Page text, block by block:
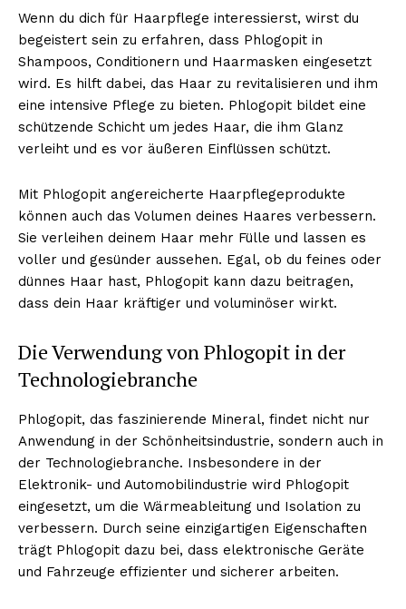
Wenn du dich für Haarpflege interessierst, wirst du
begeistert sein zu erfahren, dass Phlogopit in
Shampoos, Conditionern und Haarmasken eingesetzt
wird. Es hilft dabei, das Haar zu revitalisieren und ihm
eine intensive Pflege zu bieten. Phlogopit bildet eine
schützende Schicht um jedes Haar, die ihm Glanz
verleiht und es vor äußeren Einflüssen schützt.
Mit Phlogopit angereicherte Haarpflegeprodukte
können auch das Volumen deines Haares verbessern.
Sie verleihen deinem Haar mehr Fülle und lassen es
voller und gesünder aussehen. Egal, ob du feines oder
dünnes Haar hast, Phlogopit kann dazu beitragen,
dass dein Haar kräftiger und voluminöser wirkt.
Die Verwendung von Phlogopit in der
Technologiebranche
Phlogopit, das faszinierende Mineral, findet nicht nur
Anwendung in der Schönheitsindustrie, sondern auch in
der Technologiebranche. Insbesondere in der
Elektronik- und Automobilindustrie wird Phlogopit
eingesetzt, um die Wärmeableitung und Isolation zu
verbessern. Durch seine einzigartigen Eigenschaften
trägt Phlogopit dazu bei, dass elektronische Geräte
und Fahrzeuge effizienter und sicherer arbeiten.